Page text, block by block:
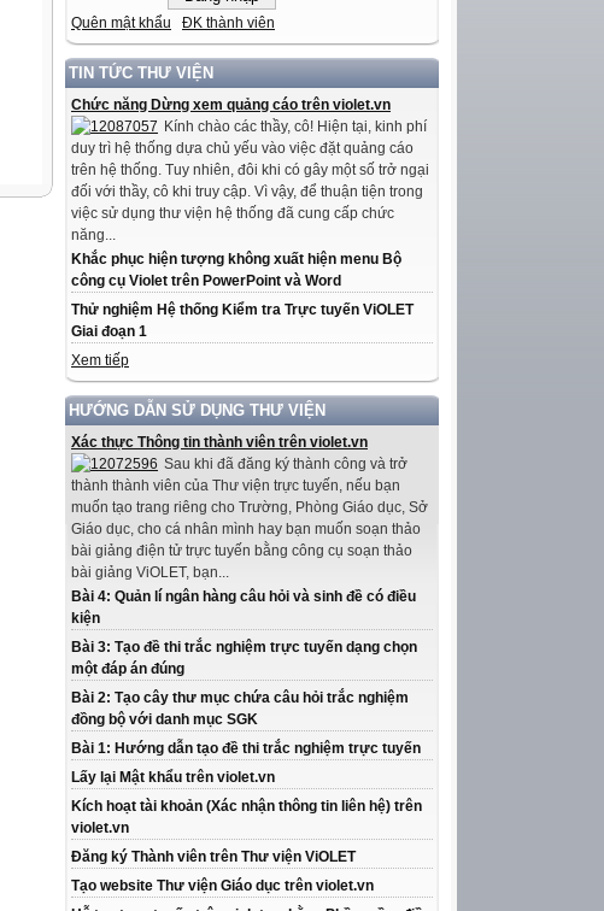
Quên mật khẩu ĐK thành viên
TIN TỨC THƯ VIỆN
Chức năng Dừng xem quảng cáo trên violet.vn
Kính chào các thầy, cô! Hiện tại, kinh phí
duy trì hệ thống dựa chủ yếu vào việc đặt quảng cáo
trên hệ thống. Tuy nhiên, đôi khi có gây một số trở ngại
đối với thầy, cô khi truy cập. Vì vậy, để thuận tiện trong
việc sử dụng thư viện hệ thống đã cung cấp chức
năng...
Khắc phục hiện tượng không xuất hiện menu Bộ
công cụ Violet trên PowerPoint và Word
Thử nghiệm Hệ thống Kiểm tra Trực tuyến ViOLET
Giai đoạn 1
Xem tiếp
HƯỚNG DẪN SỬ DỤNG THƯ VIỆN
Xác thực Thông tin thành viên trên violet.vn
Sau khi đã đăng ký thành công và trở
thành thành viên của Thư viện trực tuyến, nếu bạn
muốn tạo trang riêng cho Trường, Phòng Giáo dục, Sở
Giáo dục, cho cá nhân mình hay bạn muốn soạn thảo
bài giảng điện tử trực tuyến bằng công cụ soạn thảo
bài giảng ViOLET, bạn...
Bài 4: Quản lí ngân hàng câu hỏi và sinh đề có điều
kiện
Bài 3: Tạo đề thi trắc nghiệm trực tuyến dạng chọn
một đáp án đúng
Bài 2: Tạo cây thư mục chứa câu hỏi trắc nghiệm
đồng bộ với danh mục SGK
Bài 1: Hướng dẫn tạo đề thi trắc nghiệm trực tuyến
Lấy lại Mật khẩu trên violet.vn
Kích hoạt tài khoản (Xác nhận thông tin liên hệ) trên
violet.vn
Đăng ký Thành viên trên Thư viện ViOLET
Tạo website Thư viện Giáo dục trên violet.vn